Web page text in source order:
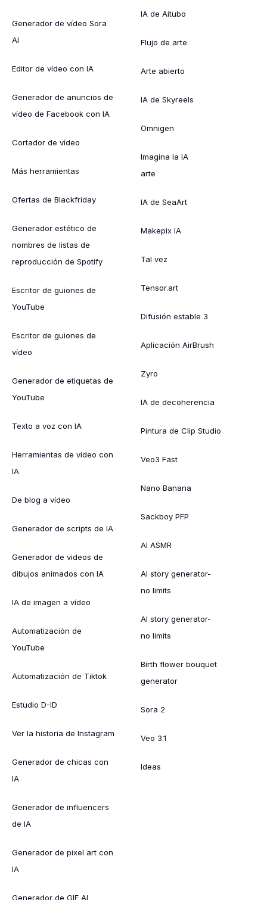
Generador de vídeo Sora
AI
Editor de vídeo con IA
Generador de anuncios de
vídeo de Facebook con IA
Cortador de vídeo
Más herramientas
Ofertas de Blackfriday
Generador estético de
nombres de listas de
reproducción de Spotify
Escritor de guiones de
YouTube
Escritor de guiones de
vídeo
Generador de etiquetas de
YouTube
Texto a voz con IA
Herramientas de vídeo con
IA
De blog a vídeo
Generador de scripts de IA
Generador de videos de
dibujos animados con IA
IA de imagen a vídeo
Automatización de
YouTube
Automatización de Tiktok
Estudio D-ID
Ver la historia de Instagram
Generador de chicas con
IA
Generador de influencers
de IA
Generador de pixel art con
IA
Generador de GIF AI
IA de Aitubo
Flujo de arte
Arte abierto
IA de Skyreels
Omnigen
Imagina la IA
arte
IA de SeaArt
Makepix IA
Tal vez
Tensor.art
Difusión estable 3
Aplicación AirBrush
Zyro
IA de decoherencia
Pintura de Clip Studio
Veo3 Fast
Nano Banana
Sackboy PFP
AI ASMR
AI story generator-
no limits
AI story generator-
no limits
Birth flower bouquet
generator
Sora 2
Veo 3.1
Ideas